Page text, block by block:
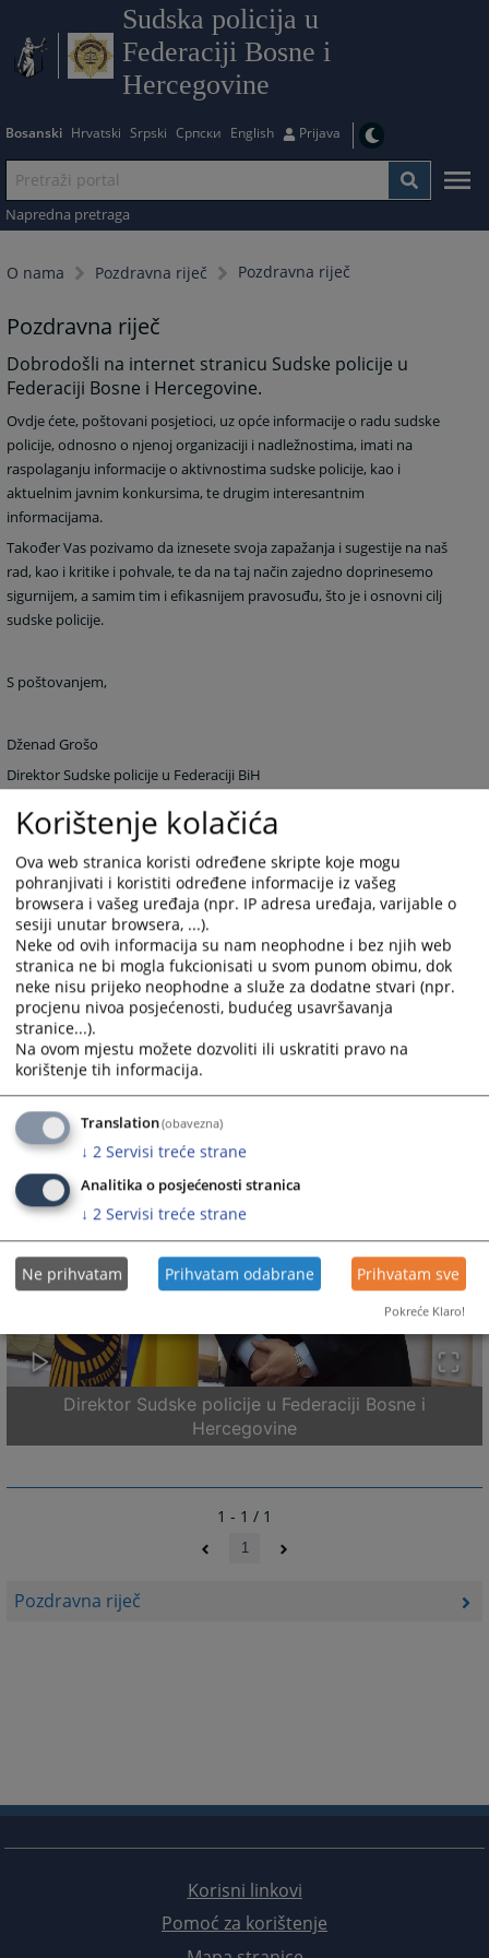
Sudska policija u
Federaciji Bosne i
Hercegovine
Bosanski Hrvatski Srpski Српски English Prijava
Napredna pretraga
O nama Pozdravna riječ Pozdravna riječ
Pozdravna riječ
Pozdravna riječ
Dobrodošli na internet stranicu Sudske policije u
Federaciji Bosne i Hercegovine.
Ovdje ćete, poštovani posjetioci, uz opće informacije o radu sudske
policije, odnosno o njenoj organizaciji i nadležnostima, imati na
raspolaganju informacije o aktivnostima sudske policije, kao i
aktuelnim javnim konkursima, te drugim interesantnim
informacijama.
Također Vas pozivamo da iznesete svoja zapažanja i sugestije na naš
rad, kao i kritike i pohvale, te da na taj način zajedno doprinesemo
sigurnijem, a samim tim i efikasnijem pravosuđu, što je i osnovni cilj
sudske policije.
S poštovanjem,
Dženad Grošo
Direktor Sudske policije u Federaciji BiH
16659PREGLEDA
Direktor Sudske policije u Federaciji Bosne i
Hercegovine
1 - 1 / 1
1
Korisni linkovi
Pomoć za korištenje
Korištenje kolačića
Ova web stranica koristi određene skripte koje mogu
pohranjivati i koristiti određene informacije iz vašeg
browsera i vašeg uređaja (npr. IP adresa uređaja, varijable o
sesiji unutar browsera, ...).
Neke od ovih informacija su nam neophodne i bez njih web
stranica ne bi mogla fukcionisati u svom punom obimu, dok
neke nisu prijeko neophodne a služe za dodatne stvari (npr.
procjenu nivoa posjećenosti, budućeg usavršavanja
stranice...).
Na ovom mjestu možete dozvoliti ili uskratiti pravo na
korištenje tih informacija.
Translation(obavezna)
↓ 2 Servisi treće strane
Analitika o posjećenosti stranica
↓ 2 Servisi treće strane
Ne prihvatam Prihvatam odabrane Prihvatam sve
Pokreće Klaro!